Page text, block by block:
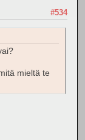
#534
mieltä te